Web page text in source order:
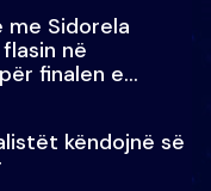
me Sidorela
në
finalen e
këndojnë së